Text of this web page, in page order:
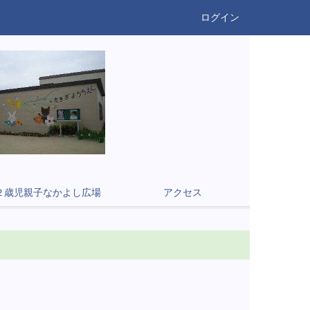
ログイン
歳児親子なかよし広場 アクセス